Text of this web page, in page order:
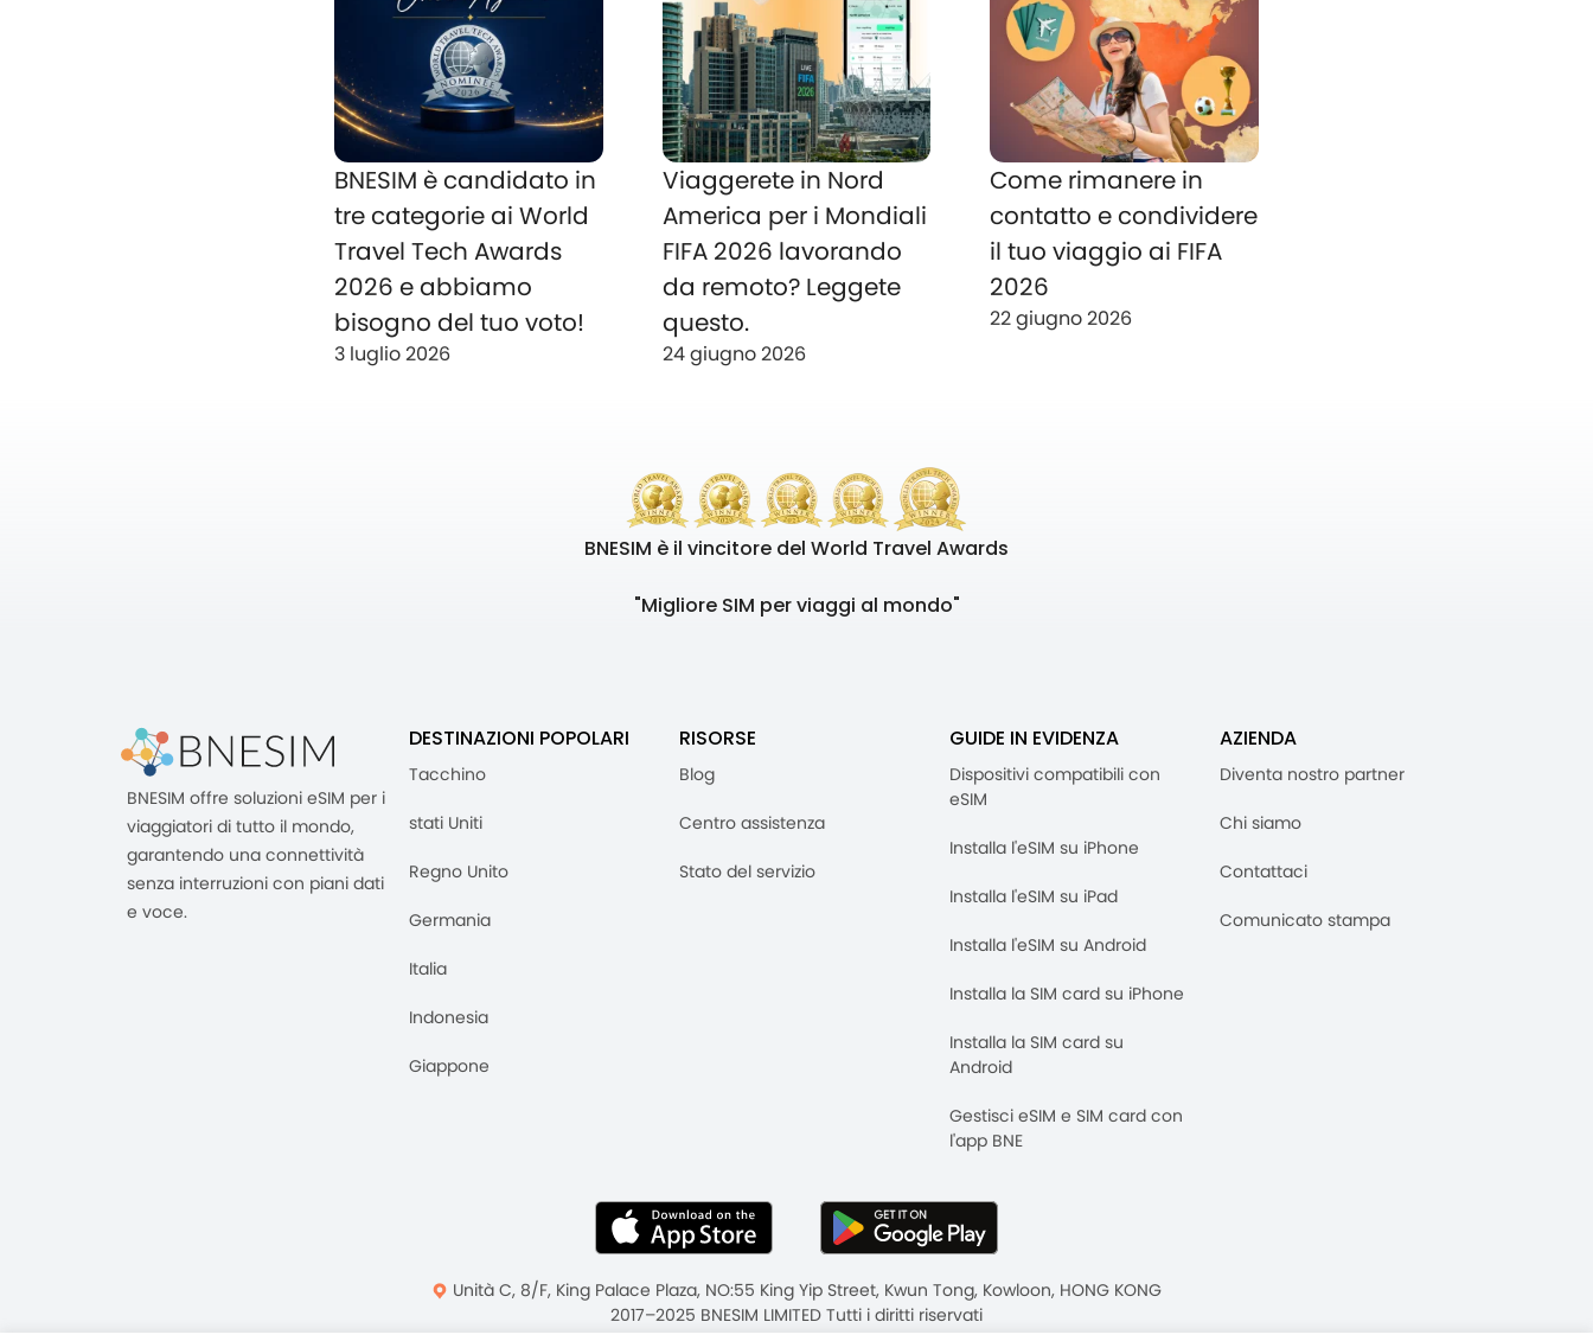
BNESIM è candidato in
tre categorie ai World
Travel Tech Awards
2026 e abbiamo
bisogno del tuo voto!
3 luglio 2026
Viaggerete in Nord
America per i Mondiali
FIFA 2026 lavorando
da remoto? Leggete
questo.
24 giugno 2026
Come rimanere in
contatto e condividere
il tuo viaggio ai FIFA
2026
22 giugno 2026
BNESIM è il vincitore del World Travel Awards
"Migliore SIM per viaggi al mondo"
BNESIM offre soluzioni eSIM per i
viaggiatori di tutto il mondo,
garantendo una connettività
senza interruzioni con piani dati
e voce.
DESTINAZIONI POPOLARI
Tacchino
stati Uniti
Regno Unito
Germania
Italia
Indonesia
Giappone
RISORSE
Blog
Centro assistenza
Stato del servizio
GUIDE IN EVIDENZA
Dispositivi compatibili con
eSIM
Installa l'eSIM su iPhone
Installa l'eSIM su iPad
Installa l'eSIM su Android
Installa la SIM card su iPhone
Installa la SIM card su
Android
Gestisci eSIM e SIM card con
l'app BNE
AZIENDA
Diventa nostro partner
Chi siamo
Contattaci
Comunicato stampa
Unità C, 8/F, King Palace Plaza, NO:55 King Yip Street, Kwun Tong, Kowloon, HONG KONG
2017–2025 BNESIM LIMITED Tutti i diritti riservati